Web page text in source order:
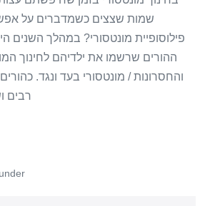
שמות שצצים כשמדברים על
פילוסופיית מונטסורי? במהלך השנים
ההורים שרשמו את ילדיהם לחינוך
והחסרונות / מונטסורי בעד ונגד.
רבים